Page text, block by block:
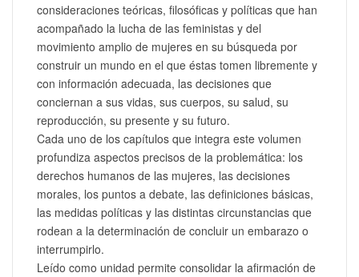
consideraciones teóricas, filosóficas y políticas que han
acompañado la lucha de las feministas y del
movimiento amplio de mujeres en su búsqueda por
construir un mundo en el que éstas tomen libremente y
con información adecuada, las decisiones que
conciernan a sus vidas, sus cuerpos, su salud, su
reproducción, su presente y su futuro.
Cada uno de los capítulos que integra este volumen
profundiza aspectos precisos de la problemática: los
derechos humanos de las mujeres, las decisiones
morales, los puntos a debate, las definiciones básicas,
las medidas políticas y las distintas circunstancias que
rodean a la determinación de concluir un embarazo o
interrumpirlo.
Leído como unidad permite consolidar la afirmación de